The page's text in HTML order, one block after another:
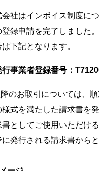
社はインボイス制度に
録申請を完了しました
下記となります。
事業者登録番号：
のお取引については、
様式を満たした請求書を
としてご使用いただけ
発行される請求書からと